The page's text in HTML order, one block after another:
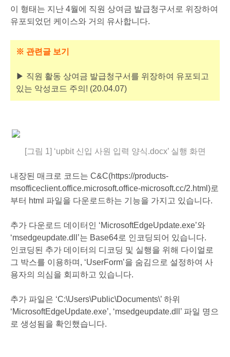
이 형태는 지난 4월에 직원 상여금 발급청구서로 위장하여
유포되었던 케이스와 거의 유사합니다.
※ 관련글 보기
▶ 직원 활동 상여금 발급청구서를 위장하여 유포되고
있는 악성코드 주의! (20.04.07)
[그림 1] ‘upbit 신입 사원 입력 양식.docx’ 실행 화면
내장된 매크로 코드는 C&C(https://products-
msofficeclient.office.microsoft.office-microsoft.cc/2.html)로
부터 html 파일을 다운로드하는 기능을 가지고 있습니다.
추가 다운로드 데이터인 ‘MicrosoftEdgeUpdate.exe’와
‘msedgeupdate.dll’는 Base64로 인코딩되어 있습니다.
인코딩된 추가 데이터의 디코딩 및 실행을 위해 다이얼로
그 박스를 이용하며, ‘UserForm’을 숨김으로 설정하여 사
용자의 의심을 회피하고 있습니다.
추가 파일은 ‘C:\Users\Public\Documents\’ 하위
‘MicrosoftEdgeUpdate.exe’, ‘msedgeupdate.dll’ 파일 명으
로 생성됨을 확인했습니다.